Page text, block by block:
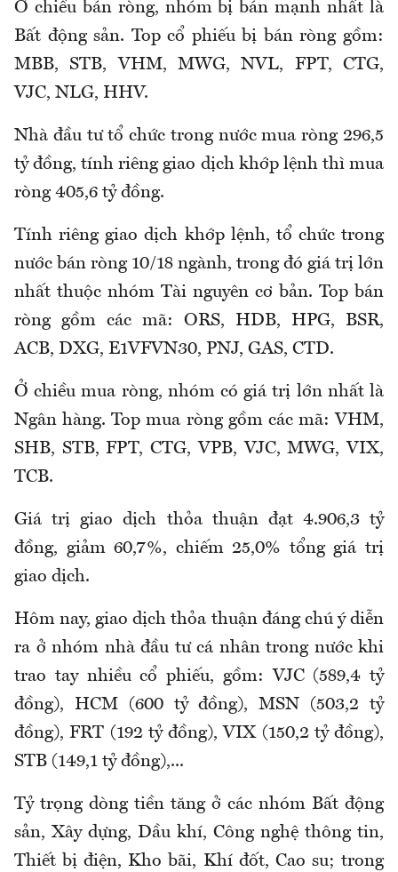
Ở chiều bán ròng, nhóm bị bán mạnh nhất là
Bất động sản. Top cổ phiếu bị bán ròng gồm:
MBB, STB, VHM, MWG, NVL, FPT, CTG,
VJC, NLG, HHV.
Nhà đầu tư tổ chức trong nước mua ròng 296,5
tỷ đồng, tính riêng giao dịch khớp lệnh thì mua
ròng 405,6 tỷ đồng.
Tính riêng giao dịch khớp lệnh, tổ chức trong
nước bán ròng 10/18 ngành, trong đó giá trị lớn
nhất thuộc nhóm Tài nguyên cơ bản. Top bán
ròng gồm các mã: ORS, HDB, HPG, BSR,
ACB, DXG, E1VFVN30, PNJ, GAS, CTD.
Ở chiều mua ròng, nhóm có giá trị lớn nhất là
Ngân hàng. Top mua ròng gồm các mã: VHM,
SHB, STB, FPT, CTG, VPB, VJC, MWG, VIX,
TCB.
Giá trị giao dịch thỏa thuận đạt 4.906,3 tỷ
đồng, giảm 60,7%, chiếm 25,0% tổng giá trị
giao dịch.
Hôm nay, giao dịch thỏa thuận đáng chú ý diễn
ra ở nhóm nhà đầu tư cá nhân trong nước khi
trao tay nhiều cổ phiếu, gồm: VJC (589,4 tỷ
đồng), HCM (600 tỷ đồng), MSN (503,2 tỷ
đồng), FRT (192 tỷ đồng), VIX (150,2 tỷ đồng),
STB (149,1 tỷ đồng),...
Tỷ trọng dòng tiền tăng ở các nhóm Bất động
sản, Xây dựng, Dầu khí, Công nghệ thông tin,
Thiết bị điện, Kho bãi, Khí đốt, Cao su; trong